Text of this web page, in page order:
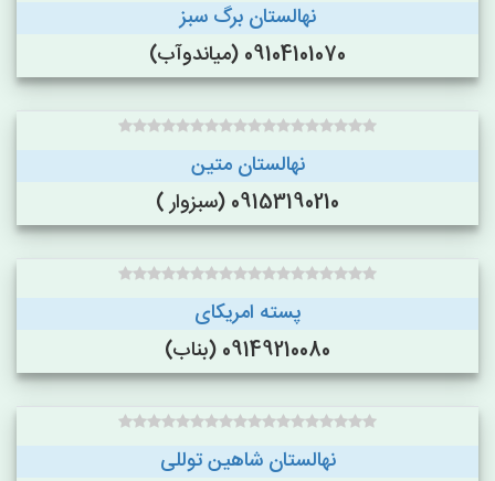
نهالستان برگ سبز
09104101070 (میاندوآب)
نهالستان متین
09153190210 (سبزوار )
پسته امریکای
09149210080 (بناب)
نهالستان شاهین توللی